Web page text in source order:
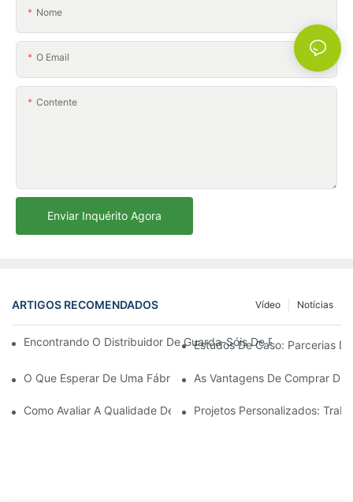
Nome
O Email
Contente
Enviar Inquérito Agora
ARTIGOS RECOMENDADOS Notícias
Vídeo
Encontrando O Distribuidor De Guarda-Sóis De Praia Ideal
Estudos De Caso: Parcerias
O Que Esperar De Uma Fábrica De Cadeiras De Descanso
As Vantagens De Comprar
Como Avaliar A Qualidade De Uma Fábrica De Cadeiras De
Projetos Personalizados: